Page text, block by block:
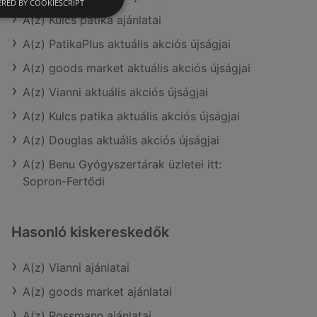
A(z) Kulcs patika ajánlatai
A(z) PatikaPlus aktuális akciós újságjai
A(z) goods market aktuális akciós újságjai
A(z) Vianni aktuális akciós újságjai
A(z) Kulcs patika aktuális akciós újságjai
A(z) Douglas aktuális akciós újságjai
A(z) Benu Gyógyszertárak üzletei itt:
Sopron-Fertődi
Hasonló kiskereskedők
A(z) Vianni ajánlatai
A(z) goods market ajánlatai
BY COOKIESCRIPT